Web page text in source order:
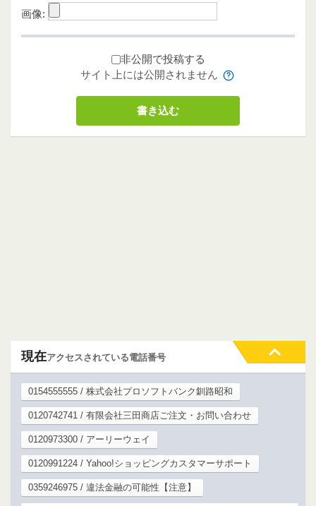
画像:
非公開で投稿する
サイト上には公開されません
現在アクセスされている電話番号
0154555555 / 株式会社プロソフトバンク釧路昭和
0120742741 / 有限会社三田商店ご注文・お問い合わせ
0120973300 / アーリーウェイ
0120991224 / Yahoo!ショッピングカスタマーサポート
0359246975 / 違法金融の可能性【注意】